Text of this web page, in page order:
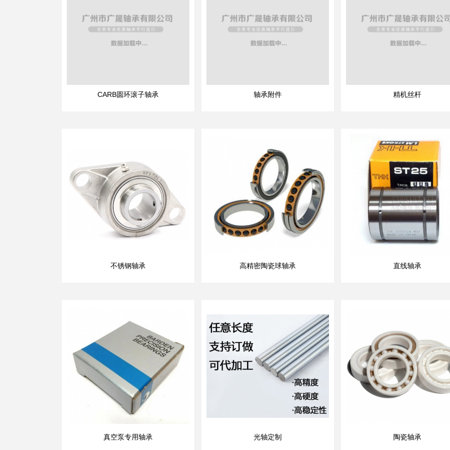
CARB圆环滚子轴承 轴承附件 精机丝杆
不锈钢轴承 高精密陶瓷球轴承 直线轴承
真空泵专用轴承 光轴定制 陶瓷轴承